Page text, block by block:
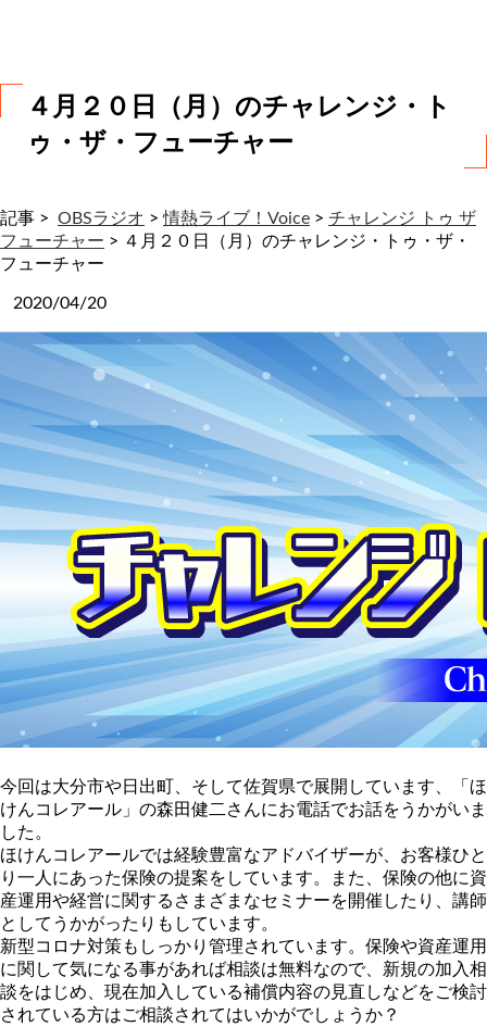
４月２０日（月）のチャレンジ・ト
ゥ・ザ・フューチャー
記事 > OBSラジオ >情熱ライブ！Voice > チャレンジ トゥ ザ
フューチャー > ４月２０日（月）のチャレンジ・トゥ・ザ・
フューチャー
2020/04/20
今回は大分市や日出町、そして佐賀県で展開しています、「ほ
けんコレアール」の森田健二さんにお電話でお話をうかがいま
した。
ほけんコレアールでは経験豊富なアドバイザーが、お客様ひと
り一人にあった保険の提案をしています。また、保険の他に資
産運用や経営に関するさまざまなセミナーを開催したり、講師
としてうかがったりもしています。
新型コロナ対策もしっかり管理されています。保険や資産運用
に関して気になる事があれば相談は無料なので、新規の加入相
談をはじめ、現在加入している補償内容の見直しなどをご検討
されている方はご相談されてはいかがでしょうか？